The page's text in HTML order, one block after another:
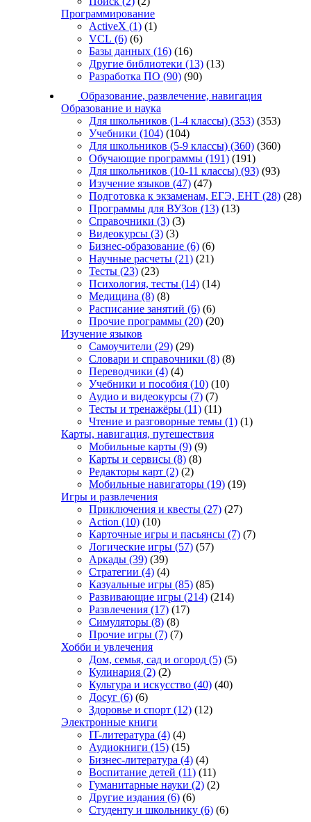
Программирование
ActiveX (1) (1)
VCL (6) (6)
Базы данных (16) (16)
Другие библиотеки (13) (13)
Разработка ПО (90) (90)
Образование, развлечение, навигация
Образование и наука
Для школьников (1-4 классы) (353) (353)
Учебники (104) (104)
Для школьников (5-9 классы) (360) (360)
Обучающие программы (191) (191)
Для школьников (10-11 классы) (93) (93)
Изучение языков (47) (47)
Подготовка к экзаменам, ЕГЭ, ЕНТ (28) (28)
Программы для ВУЗов (13) (13)
Справочники (3) (3)
Видеокурсы (3) (3)
Бизнес-образование (6) (6)
Научные расчеты (21) (21)
Тесты (23) (23)
Психология, тесты (14) (14)
Медицина (8) (8)
Расписание занятий (6) (6)
Прочие программы (20) (20)
Изучение языков
Самоучители (29) (29)
Словари и справочники (8) (8)
Переводчики (4) (4)
Учебники и пособия (10) (10)
Аудио и видеокурсы (7) (7)
Тесты и тренажёры (11) (11)
Чтение и разговорные темы (1) (1)
Карты, навигация, путешествия
Мобильные карты (9) (9)
Карты и сервисы (8) (8)
Редакторы карт (2) (2)
Мобильные навигаторы (19) (19)
Игры и развлечения
Приключения и квесты (27) (27)
Action (10) (10)
Карточные игры и пасьянсы (7) (7)
Логические игры (57) (57)
Аркады (39) (39)
Стратегии (4) (4)
Казуальные игры (85) (85)
Развивающие игры (214) (214)
Развлечения (17) (17)
Симуляторы (8) (8)
Прочие игры (7) (7)
Хобби и увлечения
Дом, семья, сад и огород (5) (5)
Кулинария (2) (2)
Культура и искусство (40) (40)
Досуг (6) (6)
Здоровье и спорт (12) (12)
Электронные книги
IT-литература (4) (4)
Аудиокниги (15) (15)
Бизнес-литература (4) (4)
Воспитание детей (11) (11)
Гуманитарные науки (2) (2)
Другие издания (6) (6)
Студенту и школьнику (6) (6)